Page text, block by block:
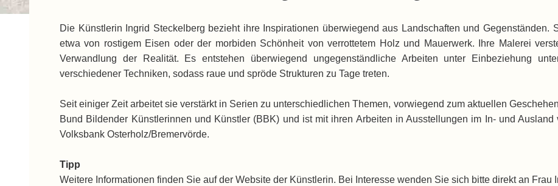
Die Künstlerin Ingrid Steckelberg bezieht ihre Inspirationen überwiegend aus Landschaften und
etwa von rostigem Eisen oder der morbiden Schönheit von verrottetem Holz und Mauerwerk. Ihre Malerei
Verwandlung der Realität. Es entstehen überwiegend ungegenständliche Arbeiten unter Einbeziehung
verschiedener Techniken, sodass raue und spröde Strukturen zu Tage treten.
Seit einiger Zeit arbeitet sie verstärkt in Serien zu unterschiedlichen Themen, vorwiegend zum aktuellen
Bund Bildender Künstlerinnen und Künstler (BBK) und ist mit ihren Arbeiten in Ausstellungen im In- und
Volksbank Osterholz/Bremervörde.
Tipp
Weitere Informationen finden Sie auf der Website der Künstlerin. Bei Interesse wenden Sie sich bitte direkt an Frau